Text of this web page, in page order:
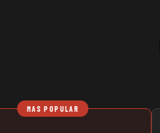
MAS POPULAR